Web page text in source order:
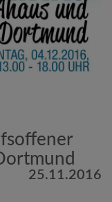
25.11.2016